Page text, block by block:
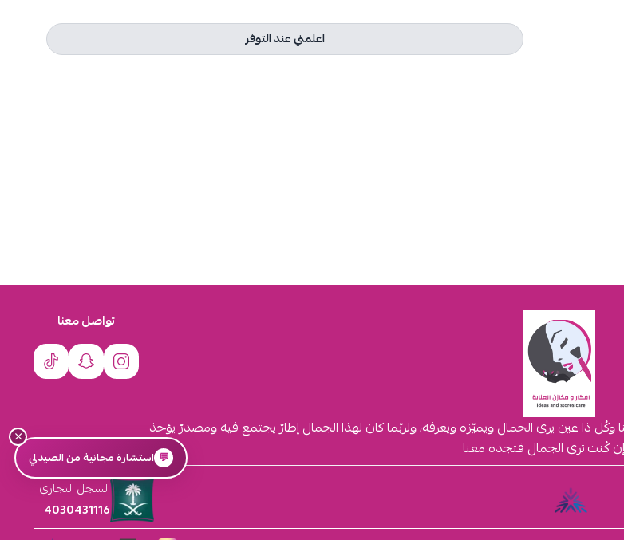
اعلمني عند التوفر
ذا عين يرى الجمال ويميّزه ويعرفه، ولربّما كان لهذا الجمال إطارٌ يجتمع فيه ومصدرٌ يؤخذ
كُنت ترى الجمال فتجده معنا
تواصل معنا
السجل التجاري
4030431116
×
💬 استشارة مجانية من الصيدلي